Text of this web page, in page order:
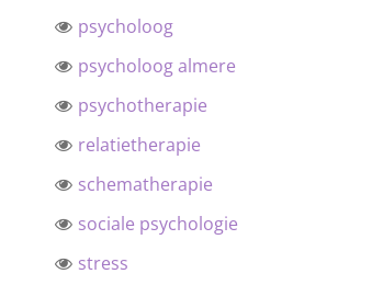
psycholoog
psycholoog almere
psychotherapie
relatietherapie
schematherapie
sociale psychologie
stress